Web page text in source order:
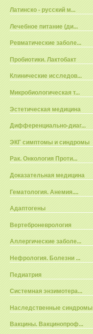
Латинско - русский м...
Лечебное питание (ди...
Ревматические заболе...
Пробиотики. Лактобакт
Клинические исследов...
Микробиологическая т...
Эстетическая медицина
Дифференциально-диаг...
ЭКГ симптомы и синдромы
Рак. Онкология Проти...
Доказательная медицина
Гематология. Анемия....
Адаптогены
Вертеброневрология
Аллергические заболе...
Нефрология. Болезни ...
Педиатрия
Системная энзимотера...
Наследственные синдромы
Вакцины. Вакцинопроф...